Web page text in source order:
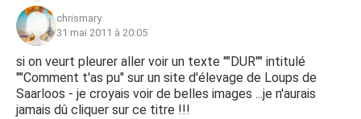
chrismary
31 mai 2011 à 20:05
si on veurt pleurer aller voir un texte ""DUR"" intitulé
""Comment t'as pu" sur un site d'élevage de Loups de
Saarloos - je croyais voir de belles images ...je n'aurais
jamais dû cliquer sur ce titre !!!